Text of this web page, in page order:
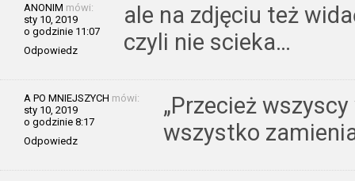
ANONIM mówi:
sty 10, 2019
o godzinie 11:07
Odpowiedz
ale na zdjęciu też
czyli nie scieka…
A PO MNIEJSZYCH mówi:
sty 10, 2019
o godzinie 8:17
Odpowiedz
„Przecież
wszystko